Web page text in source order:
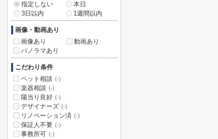
指定しない
本日
3日以内
1週間以内
画像・動画あり
画像あり
動画あり
パノラマあり
こだわり条件
ペット相談 (-)
楽器相談 (-)
陽当り良好 (-)
デザイナーズ (-)
リノベーション済 (-)
保証人不要 (-)
事務所可 (-)